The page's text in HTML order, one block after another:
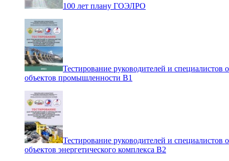
100 лет плану ГОЭЛРО
Тестирование руководителей и специалистов
объектов промышленности В1
Тестирование руководителей и специалистов
объектов энергетического комплекса В2